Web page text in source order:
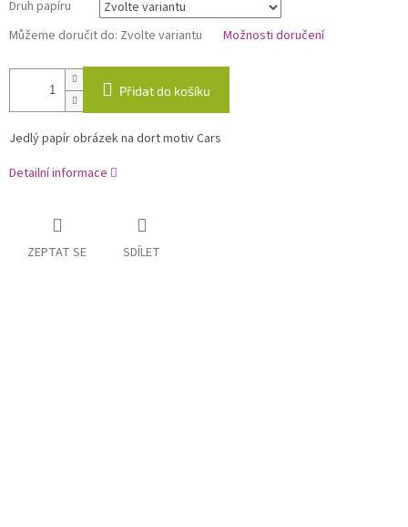
Druh papíru
Můžeme doručit do: Zvolte variantu Možnosti doručení
Přidat do košíku
Jedlý papír obrázek na dort motiv Cars
Detailní informace
ZEPTAT SE SDÍLET